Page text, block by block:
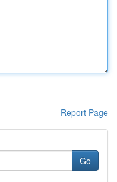
Report Page
Go